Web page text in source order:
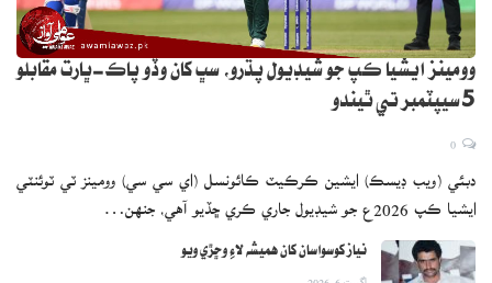
وومينز ايشيا ڪپ جو شيڊيول پڌرو، سڀ کان وڏو پاڪ-ڀارت مقابلو
5 سيپٽمبر تي ٿيندو
دبئي (ويب ڊيسڪ) ايشين ڪرڪيٽ ڪائونسل (اي سي سي) وومينز ٽي ٽوئنٽي
ايشيا ڪپ 2026ع جو شيڊيول جاري ڪري ڇڏيو آهي، جنهن…
نياز کوسواسان کان هميشه لاءِ وڇڙي ويو
اگست 6, 2026